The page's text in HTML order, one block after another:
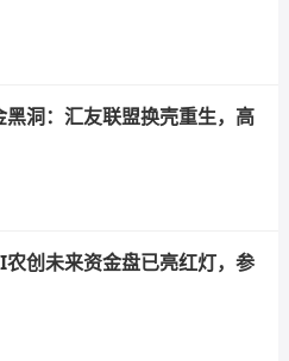
洞：汇友联盟换壳重生，高
创未来资金盘已亮红灯，参